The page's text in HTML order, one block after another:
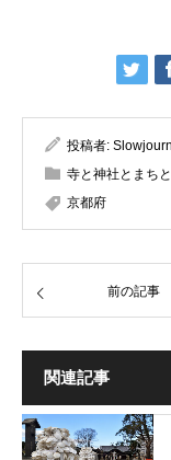
投稿者:
寺と神社とまちと
京都府
前の記事
関連記事